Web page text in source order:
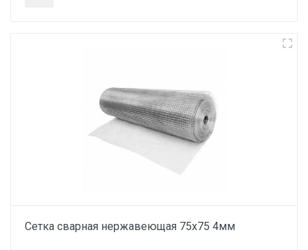
Сетка сварная нержавеющая 75х75 4мм